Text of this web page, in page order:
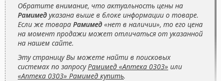
Обратите внимание, что актуальность цены на
Рамимед указана выше в блоке информации о товаре.
Если же товара Рамимед «нет в наличии», то его цена
на момент продажи может отличаться от указанной
на нашем сайте.
Эту страницу Вы можете найти в поисковых
системах по запросуРамимед «Аптека 0303» или
«Аптека 0303» Рамимед купить.